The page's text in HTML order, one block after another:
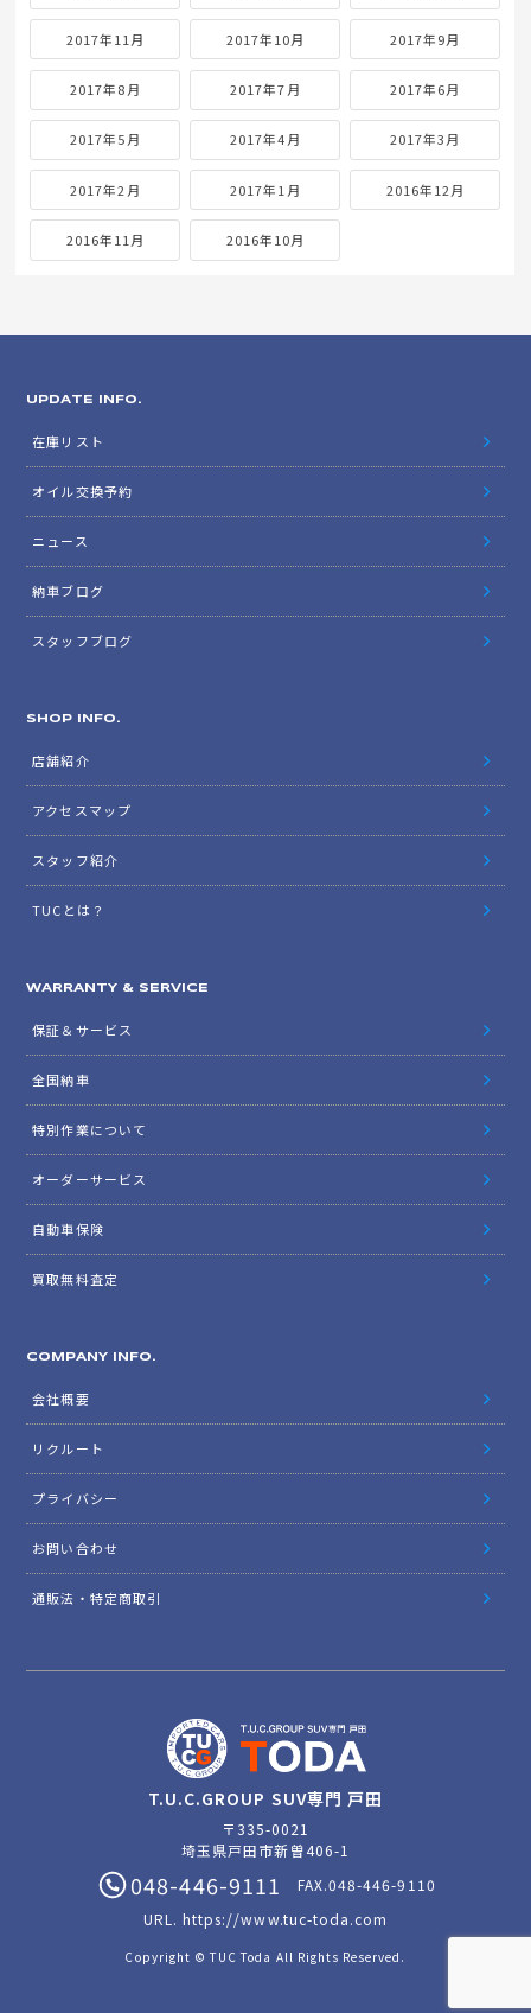
2017年11月 2017年10月 2017年9月
2017年8月 2017年7月 2017年6月
2017年5月 2017年4月 2017年3月
2017年2月 2017年1月 2016年12月
2016年11月 2016年10月
UPDATE INFO.
在庫リスト
オイル交換予約
ニュース
納車ブログ
スタッフブログ
SHOP INFO.
店舗紹介
アクセスマップ
スタッフ紹介
TUCとは？
WARRANTY & SERVICE
保証＆サービス
全国納車
特別作業について
オーダーサービス
自動車保険
買取無料査定
COMPANY INFO.
会社概要
リクルート
プライバシー
お問い合わせ
通販法・特定商取引
T.U.C.GROUP SUV専門 戸田
〒335-0021
埼玉県戸田市新曽406-1
048-446-9111
FAX.048-446-9110
URL.https://www.tuc-toda.com
Copyright © TUC Toda All Rights Reserved.